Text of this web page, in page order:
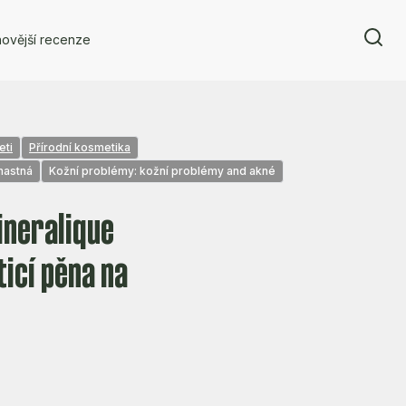
recenze
Přírodní kosmetika
Kožní problémy: kožní problémy and akné
pěna na